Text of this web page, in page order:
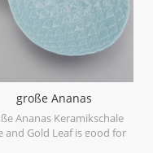
große Ananas
blau und
Blattgold
Ananas Keramikschale
and Gold Leaf is good for